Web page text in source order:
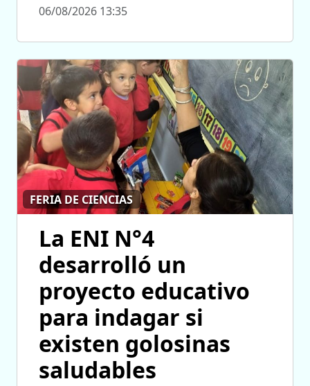
06/08/2026 13:35
FERIA DE CIENCIAS
La ENI N°4
desarrolló un
proyecto educativo
para indagar si
existen golosinas
saludables